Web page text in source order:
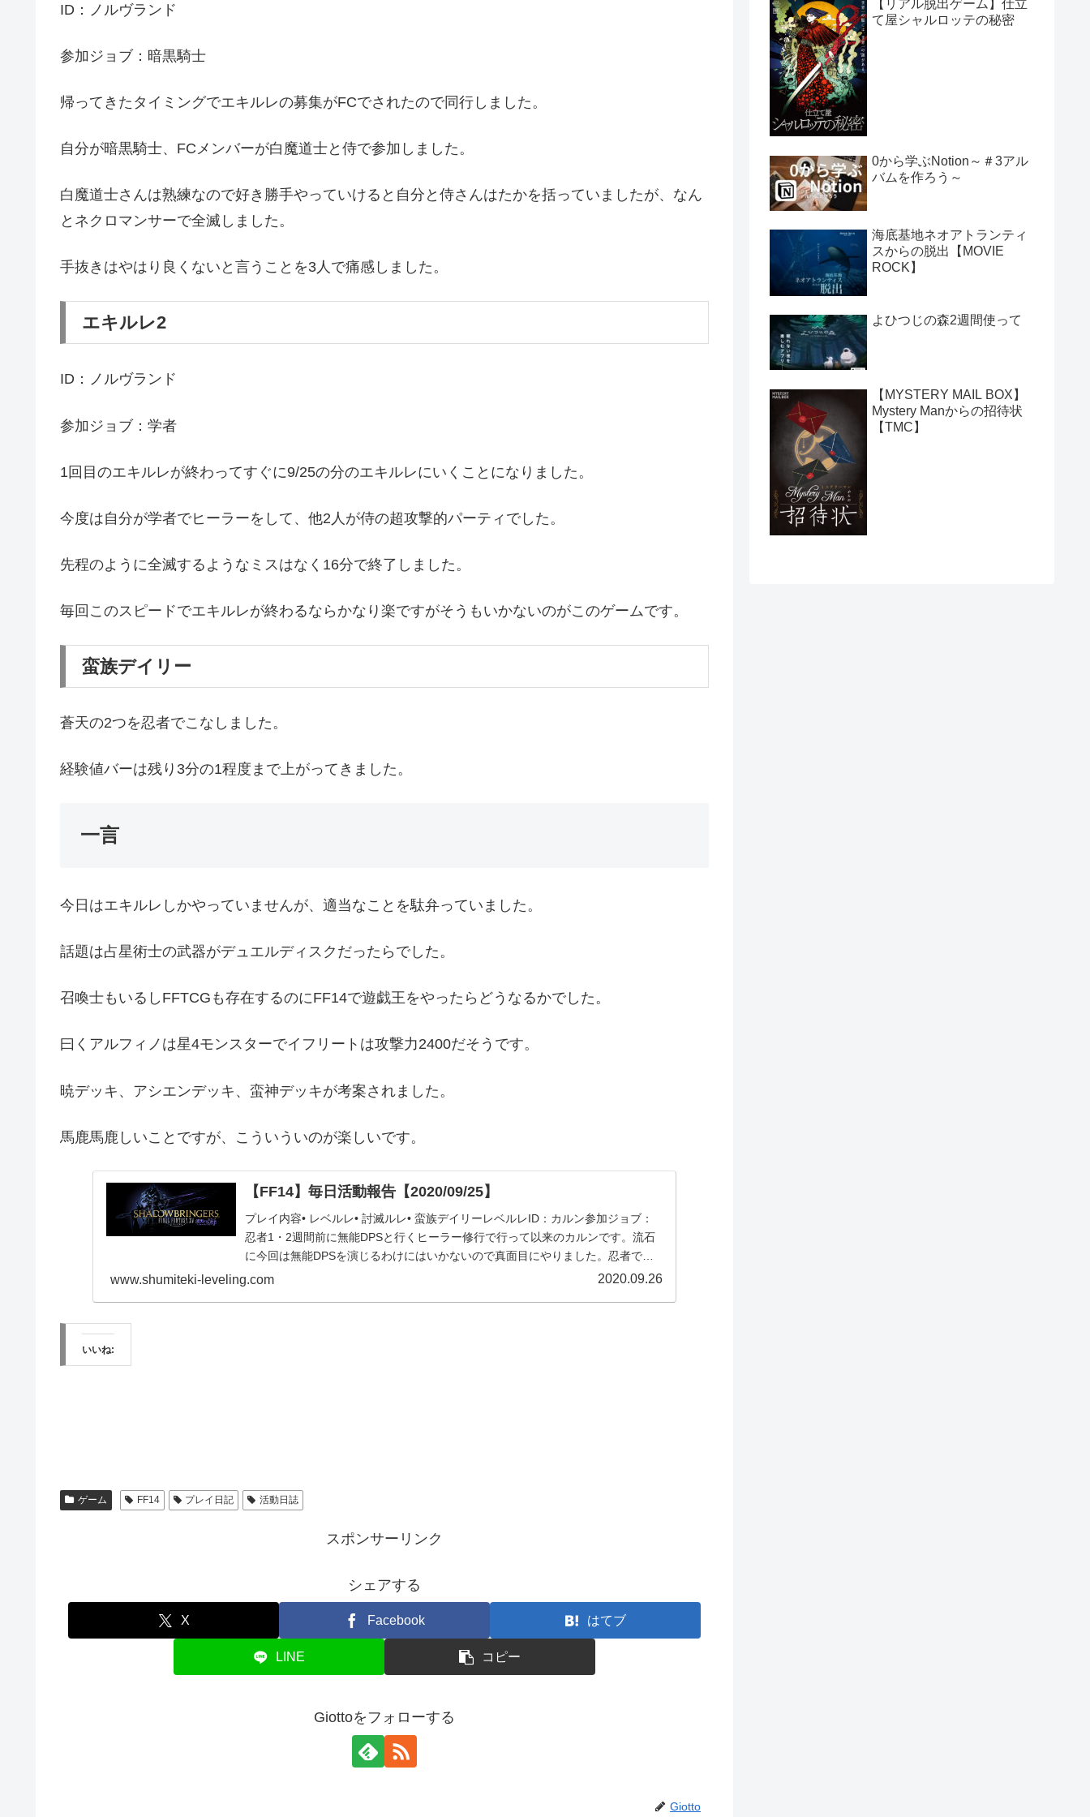
ID：ノルヴランド
参加ジョブ：暗黒騎士
帰ってきたタイミングでエキルレの募集がFCでされたので同行しました。
自分が暗黒騎士、FCメンバーが白魔道士と侍で参加しました。
白魔道士さんは熟練なので好き勝手やっていけると自分と侍さんはたかを括っていましたが、なん
とネクロマンサーで全滅しました。
手抜きはやはり良くないと言うことを3人で痛感しました。
エキルレ2
ID：ノルヴランド
参加ジョブ：学者
1回目のエキルレが終わってすぐに9/25の分のエキルレにいくことになりました。
今度は自分が学者でヒーラーをして、他2人が侍の超攻撃的パーティでした。
先程のように全滅するようなミスはなく16分で終了しました。
毎回このスピードでエキルレが終わるならかなり楽ですがそうもいかないのがこのゲームです。
蛮族デイリー
蒼天の2つを忍者でこなしました。
経験値バーは残り3分の1程度まで上がってきました。
一言
今日はエキルレしかやっていませんが、適当なことを駄弁っていました。
話題は占星術士の武器がデュエルディスクだったらでした。
召喚士もいるしFFTCGも存在するのにFF14で遊戯王をやったらどうなるかでした。
曰くアルフィノは星4モンスターでイフリートは攻撃力2400だそうです。
暁デッキ、アシエンデッキ、蛮神デッキが考案されました。
馬鹿馬鹿しいことですが、こういういのが楽しいです。
【FF14】毎日活動報告【2020/09/25】
プレイ内容• レベルレ• 討滅ルレ• 蛮族デイリーレベルレID：カルン参加ジョブ：
忍者1・2週間前に無能DPSと行くヒーラー修行で行って以来のカルンです。流石
に今回は無能DPSを演じるわけにはいかないので真面目にやりました。忍者での
参加は初...
www.shumiteki-leveling.com 2020.09.26
いいね:
ゲーム FF14 プレイ日記 活動日誌
スポンサーリンク
シェアする
X Facebook はてブ
LINE コピー
Giottoをフォローする
Giotto
【リアル脱出ゲーム】仕立
て屋シャルロッテの秘密
0から学ぶNotion～＃3アル
バムを作ろう～
海底基地ネオアトランティ
スからの脱出【MOVIE
ROCK】
よひつじの森2週間使って
【MYSTERY MAIL BOX】
Mystery Manからの招待状
【TMC】